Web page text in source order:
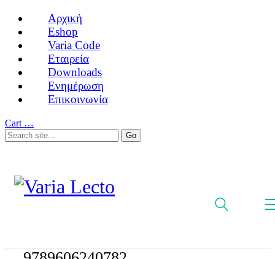
Αρχική
Eshop
Varia Code
Εταιρεία
Downloads
Ενημέρωση
Επικοινωνία
Cart …